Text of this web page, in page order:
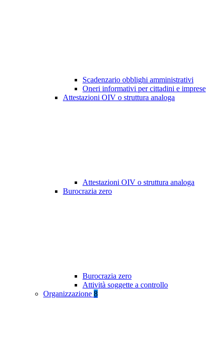
Scadenzario obblighi amministrativi
Oneri informativi per cittadini e imprese
Attestazioni OIV o struttura analoga
Attestazioni OIV o struttura analoga
Burocrazia zero
Burocrazia zero
Attività soggette a controllo
Organizzazione 8